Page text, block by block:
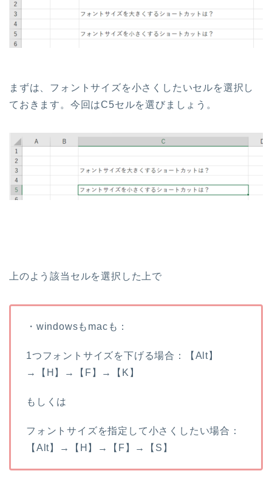
まずは、フォントサイズを小さくしたいセルを選択し
ておきます。今回はC5セルを選びましょう。
上のよう該当セルを選択した上で
・windowsもmacも：
1つフォントサイズを下げる場合：【Alt】
→【H】→【F】→【K】
もしくは
フォントサイズを指定して小さくしたい場合：
【Alt】→【H】→【F】→【S】